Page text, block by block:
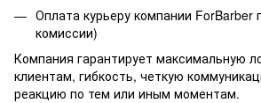
Оплата курьеру компании ForBarber
комиссии)
Компания гарантирует максимальную
клиентам, гибкость, четкую
реакцию по тем или иным моментам.